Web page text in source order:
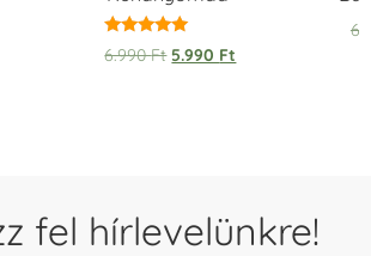
Értékelés:
5.00
6.990Ft 5.990 Ft
fel hírlevelünkre!